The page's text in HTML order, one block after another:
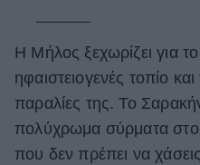
Η Μήλος ξεχωρίζει για
ηφαιστειογενές τοπίο
παραλίες της. Το
πολύχρωμα σύρματα
που δεν πρέπει να